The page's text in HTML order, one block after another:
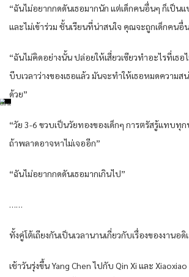
“ฉันไม่อยากกดดันเธอมากนัก แต่เด็กคนอื่นๆ ก็เป็นแ
และไม่เข้าร่วม ชั้นเรียนที่น่าสนใจ คุณจะถูกเด็กคนอื่
“ฉันไม่คิดอย่างนั้น ปล่อยให้เสี่ยวเซียวทำอะไรที่เธ
บีบเวลาว่างของเธอแล้ว มันจะทำให้เธอหมดความส
ด้วย”
“วัย 3-6 ขวบเป็นวัยทองของเด็กๆ การตรัสรู้แทบทุ
ถ้าพลาดอาจหาไม่เจออีก”
“ฉันไม่อยากกดดันเธอมากเกินไป”
……
ทั้งคู่โต้เถียงกันเป็นเวลานานเกี่ยวกับเรื่องของงานอดิ
เช้าวันรุ่งขึ้น Yang Chen ไปกับ Qin Xi และ